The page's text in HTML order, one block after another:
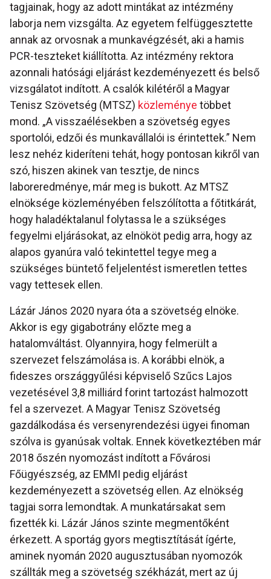
tagjainak, hogy az adott mintákat az intézmény
laborja nem vizsgálta. Az egyetem felfüggesztette
annak az orvosnak a munkavégzését, aki a hamis
PCR-teszteket kiállította. Az intézmény rektora
azonnali hatósági eljárást kezdeményezett és belső
vizsgálatot indított. A csalók kilétéről a Magyar
Tenisz Szövetség (MTSZ) közleménye többet
mond. „A visszaélésekben a szövetség egyes
sportolói, edzői és munkavállalói is érintettek.” Nem
lesz nehéz kideríteni tehát, hogy pontosan kikről van
szó, hiszen akinek van tesztje, de nincs
laboreredménye, már meg is bukott. Az MTSZ
elnöksége közleményében felszólította a főtitkárát,
hogy haladéktalanul folytassa le a szükséges
fegyelmi eljárásokat, az elnököt pedig arra, hogy az
alapos gyanúra való tekintettel tegye meg a
szükséges büntető feljelentést ismeretlen tettes
vagy tettesek ellen.
Lázár János 2020 nyara óta a szövetség elnöke.
Akkor is egy gigabotrány előzte meg a
hatalomváltást. Olyannyira, hogy felmerült a
szervezet felszámolása is. A korábbi elnök, a
fideszes országgyűlési képviselő Szűcs Lajos
vezetésével 3,8 milliárd forint tartozást halmozott
fel a szervezet. A Magyar Tenisz Szövetség
gazdálkodása és versenyrendezési ügyei finoman
szólva is gyanúsak voltak. Ennek következtében már
2018 őszén nyomozást indított a Fővárosi
Főügyészség, az EMMI pedig eljárást
kezdeményezett a szövetség ellen. Az elnökség
tagjai sorra lemondtak. A munkatársakat sem
fizették ki. Lázár János szinte megmentőként
érkezett. A sportág gyors megtisztítását ígérte,
aminek nyomán 2020 augusztusában nyomozók
szállták meg a szövetség székházát, mert az új